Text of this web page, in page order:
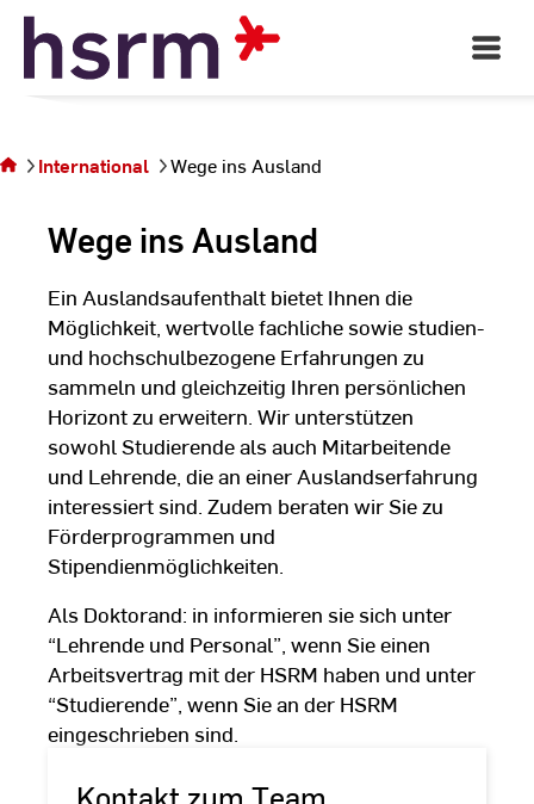
Skip
Content
Open
Main
Sie
der
Seite
Ausland
International Wege ins Ausland
Wege ins Ausland
Ein Auslandsaufenthalt bietet Ihnen die
Möglichkeit, wertvolle fachliche sowie studien-
und hochschulbezogene Erfahrungen zu
sammeln und gleichzeitig Ihren persönlichen
Horizont zu erweitern. Wir unterstützen
sowohl Studierende als auch Mitarbeitende
und Lehrende, die an einer Auslandserfahrung
interessiert sind. Zudem beraten wir Sie zu
Förderprogrammen und
Stipendienmöglichkeiten.
Als Doktorand: in informieren sie sich unter
“Lehrende und Personal”, wenn Sie einen
Arbeitsvertrag mit der HSRM haben und unter
“Studierende”, wenn Sie an der HSRM
eingeschrieben sind.